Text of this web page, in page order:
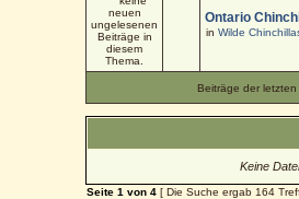
Ontario
inWilde
Beiträge der
Keine
Seite1 von4 [ Die Suche ergab 164